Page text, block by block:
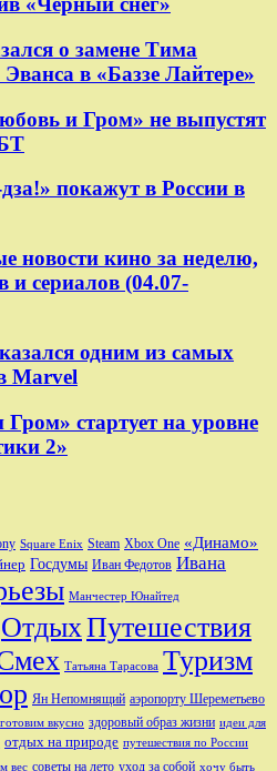
о замене Тима
в «Баззе Лайтере»
и Гром» не выпустят
покажут в России в
новости кино за неделю,
сериалов (04.07-
одним из самых
Marvel
стартует на уровне
2»
Square Enix Steam Xbox One «Динамо»
Госдумы Иван Федотов Ивана
Манчестер Юнайтед
ОтдыхПутешествия
Татьяна Тарасова Туризм
Ян Непомнящий аэропорту Шереметьево
готовим вкусно здоровый образ жизни идеи для
отдых на природе путешествия по России
вес советы на лето уход за собой хочу быть